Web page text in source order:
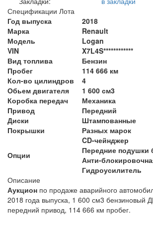
Спецификации Лота
Год выпуска
2018
Марка
Renault
Модель
Logan
VIN
X7L4S************
Вид топлива
Бензин
Пробег
114 666 км
Кол-во цилиндров
4
Обьем двигателя
1 600 см3
Коробка передач
Механика
Привод
Передний
Диски
Штампованные
Покрышки
Разных марок
Опции
CD-чейнджер
Передние подушки
Анти-
Гидроусилитель
Описание
Аукцион по продаже аварийного
2018 года выпуска, 1 600 см3 бензиновый
передний привод, 114 666 км пробег.